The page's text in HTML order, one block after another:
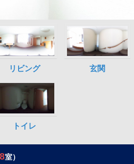
8室）